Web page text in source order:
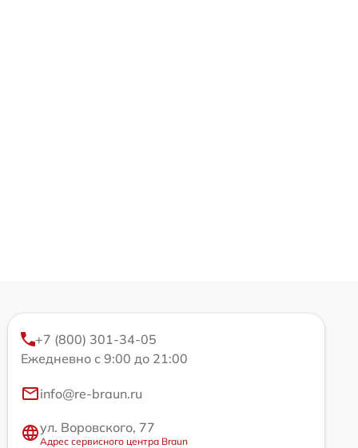
+7 (800) 301-34-05
Ежедневно с 9:00 до 21:00
info@re-braun.ru
ул. Воровского, 77
Адрес сервисного центра Braun